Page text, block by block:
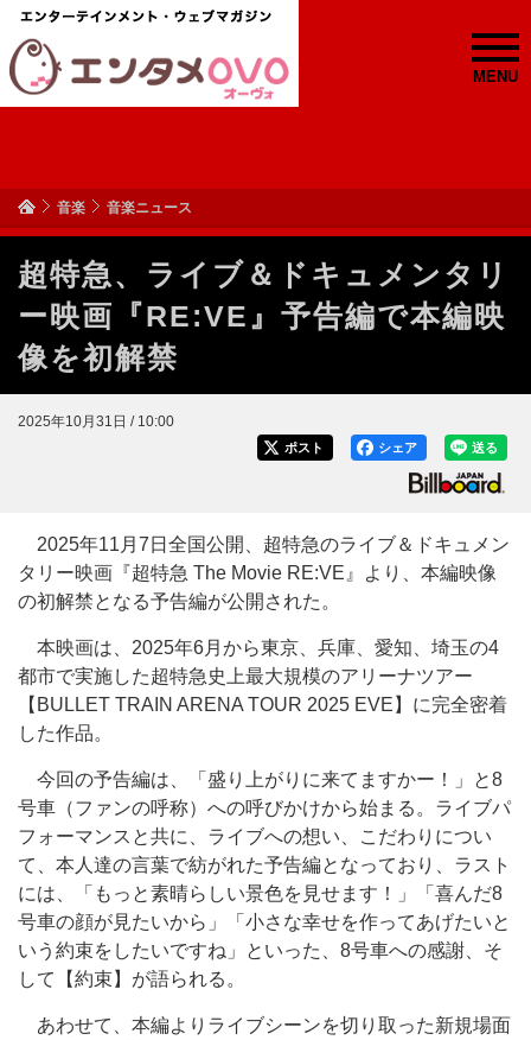
MENU
音楽 音楽ニュース
超特急、ライブ＆ドキュメンタリ
ー映画『RE:VE』予告編で本編映
像を初解禁
2025年10月31日 / 10:00
送る
シェア
ポスト
2025年11月7日全国公開、超特急のライブ＆ドキュメン
タリー映画『超特急 The Movie RE:VE』より、本編映像
の初解禁となる予告編が公開された。
本映画は、2025年6月から東京、兵庫、愛知、埼玉の4
都市で実施した超特急史上最大規模のアリーナツアー
【BULLET TRAIN ARENA TOUR 2025 EVE】に完全密着
した作品。
今回の予告編は、「盛り上がりに来てますかー！」と8
号車（ファンの呼称）への呼びかけから始まる。ライブパ
フォーマンスと共に、ライブへの想い、こだわりについ
て、本人達の言葉で紡がれた予告編となっており、ラスト
には、「もっと素晴らしい景色を見せます！」「喜んだ8
号車の顔が見たいから」「小さな幸せを作ってあげたいと
いう約束をしたいですね」といった、8号車への感謝、そ
して【約束】が語られる。
あわせて、本編よりライブシーンを切り取った新規場面